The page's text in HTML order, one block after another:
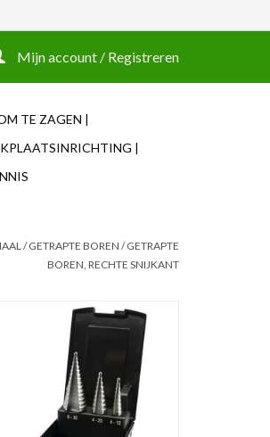
Mijn account / Registreren
TE ZAGEN |
|
/GETRAPTE BOREN /GETRAPTE
BOREN, RECHTE SNIJKANT
International Tools ECO PRO HSS
Set Getrapte Plaatborenset
TOEVOEGEN AAN WINKELWAGEN
Zakelijke login mogelijk